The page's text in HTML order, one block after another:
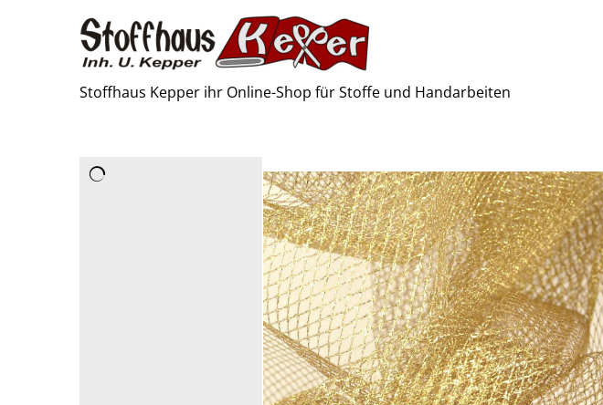
Stoffhaus Kepper ihr Online-Shop für Stoffe und Handarbeiten